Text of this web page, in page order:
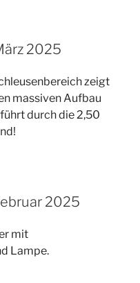
2025
2025